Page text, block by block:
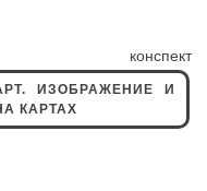
конспект
ИЗОБРАЖЕНИЕ И
КАРТАХ